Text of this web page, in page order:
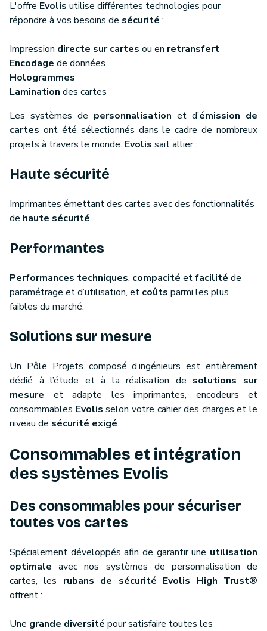
L'offre Evolis utilise différentes technologies pour
répondre à vos besoins de sécurité :
Impression directe sur cartes ou en retransfert
Encodage de données
Hologrammes
Lamination des cartes
Les systèmes de personnalisation et d’émission de
cartes ont été sélectionnés dans le cadre de nombreux
projets à travers le monde. Evolis sait allier :
Haute sécurité
Imprimantes émettant des cartes avec des fonctionnalités
de haute sécurité.
Performantes
Performances techniques, compacité etfacilité de
paramétrage et d’utilisation, et coûts parmi les plus
faibles du marché.
Solutions sur mesure
Un Pôle Projets composé d’ingénieurs est entièrement
dédié à l’étude et à la réalisation de solutions sur
mesure et adapte les imprimantes, encodeurs et
consommables Evolis selon votre cahier des charges et le
niveau de sécurité exigé.
Consommables et intégration
des systèmes Evolis
Des consommables pour sécuriser
toutes vos cartes
Spécialement développés afin de garantir une utilisation
optimale avec nos systèmes de personnalisation de
cartes, les rubans de sécurité Evolis High Trust®
offrent :
Une grande diversité pour satisfaire toutes les